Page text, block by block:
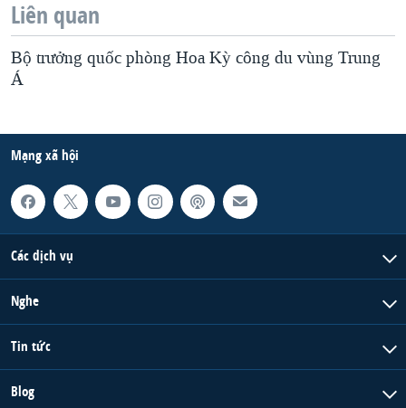
QUAN HỆ VIỆT MỸ
Liên quan
Bộ trưởng quốc phòng Hoa Kỳ công du vùng Trung
Á
Mạng xã hội
Các dịch vụ
Nghe
Tin tức
Blog